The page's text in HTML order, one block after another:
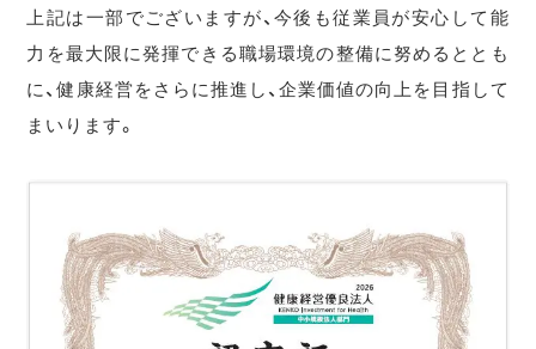
上記は一部でございますが、今後も従業員が安心して能
力を最大限に発揮できる職場環境の整備に努めるととも
に、健康経営をさらに推進し、企業価値の向上を目指して
まいります。